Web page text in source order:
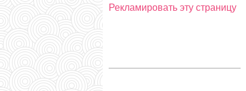
Рекламировать эту страницу